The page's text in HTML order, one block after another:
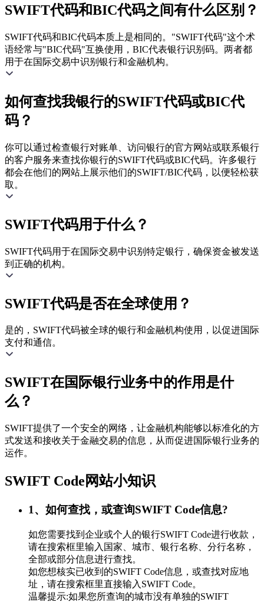
SWIFT代码和BIC代码之间有什么区别？
SWIFT代码和BIC代码本质上是相同的。"SWIFT代码"这个术
语经常与"BIC代码"互换使用，BIC代表银行识别码。两者都
用于在国际交易中识别银行和金融机构。
如何查找我银行的SWIFT代码或BIC代
码？
你可以通过检查银行对账单、访问银行的官方网站或联系银行
的客户服务来查找你银行的SWIFT代码或BIC代码。许多银行
都会在他们的网站上展示他们的SWIFT/BIC代码，以便轻松获
取。
SWIFT代码用于什么？
SWIFT代码用于在国际交易中识别特定银行，确保资金被发送
到正确的机构。
SWIFT代码是否在全球使用？
是的，SWIFT代码被全球的银行和金融机构使用，以促进国际
支付和通信。
SWIFT在国际银行业务中的作用是什
么？
SWIFT提供了一个安全的网络，让金融机构能够以标准化的方
式发送和接收关于金融交易的信息，从而促进国际银行业务的
运作。
SWIFT Code网站小知识
1、如何查找，或查询SWIFT Code信息?
如您需要找到企业或个人的银行SWIFT Code进行收款，
请在搜索框里输入国家、城市、银行名称、分行名称，
全部或部分信息进行查找。
如您想核实已收到的SWIFT Code信息，或查找对应地
址，请在搜索框里直接输入SWIFT Code。
温馨提示:如果您所查询的城市没有单独的SWIFT